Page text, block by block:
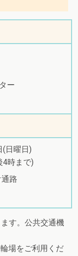
ー
(日曜日)
4時まで)
路
す。公共交通機
場をご利用くだ